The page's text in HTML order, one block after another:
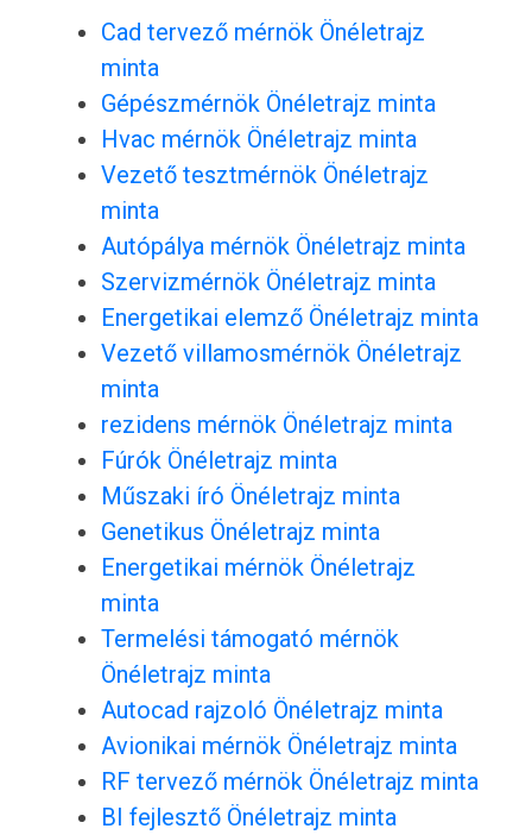
Cad tervező mérnök Önéletrajz
minta
Gépészmérnök Önéletrajz minta
Hvac mérnök Önéletrajz minta
Vezető tesztmérnök Önéletrajz
minta
Autópálya mérnök Önéletrajz minta
Szervizmérnök Önéletrajz minta
Energetikai elemző Önéletrajz minta
Vezető villamosmérnök Önéletrajz
minta
rezidens mérnök Önéletrajz minta
Fúrók Önéletrajz minta
Műszaki író Önéletrajz minta
Genetikus Önéletrajz minta
Energetikai mérnök Önéletrajz
minta
Termelési támogató mérnök
Önéletrajz minta
Autocad rajzoló Önéletrajz minta
Avionikai mérnök Önéletrajz minta
RF tervező mérnök Önéletrajz minta
BI fejlesztő Önéletrajz minta